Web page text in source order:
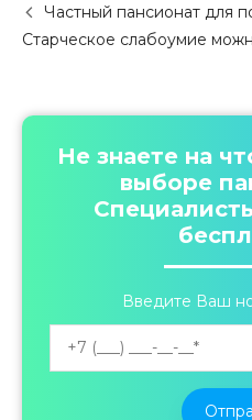
Частный пансионат для
Старческое слабоумие
Не знаете на
выборе
Введите Ваш